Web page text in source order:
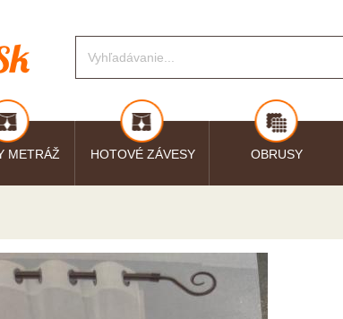
METRÁŽ HOTOVÉ ZÁVESY OBRUSY